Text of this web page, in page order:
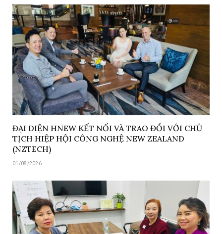
ĐẠI DIỆN HNEW KẾT NỐI VÀ TRAO ĐỔI VỚI CHỦ
TỊCH HIỆP HỘI CÔNG NGHỆ NEW ZEALAND
(NZTECH)
01/08/2026